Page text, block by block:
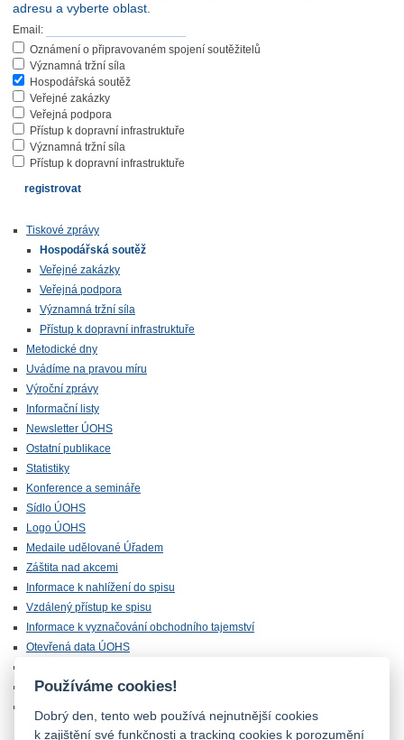
adresu a vyberte oblast.
Email:
Oznámení o připravovaném spojení soutěžitelů
Významná tržní síla
Hospodářská soutěž
Veřejné zakázky
Veřejná podpora
Přístup k dopravní infrastruktuře
Významná tržní síla
Přístup k dopravní infrastruktuře
Tiskové zprávy
Hospodářská soutěž
Veřejné zakázky
Veřejná podpora
Významná tržní síla
Přístup k dopravní infrastruktuře
Metodické dny
Uvádíme na pravou míru
Výroční zprávy
Informační listy
Newsletter ÚOHS
Ostatní publikace
Statistiky
Konference a semináře
Sídlo ÚOHS
Logo ÚOHS
Medaile udělované Úřadem
Záštita nad akcemi
Informace k nahlížení do spisu
Vzdálený přístup ke spisu
Informace k vyznačování obchodního tajemství
Otevřená data ÚOHS
Chráněná zóna
Používáme cookies!
Dobrý den, tento web používá nejnutnější cookies
k zajištění své funkčnosti a tracking cookies k porozumění